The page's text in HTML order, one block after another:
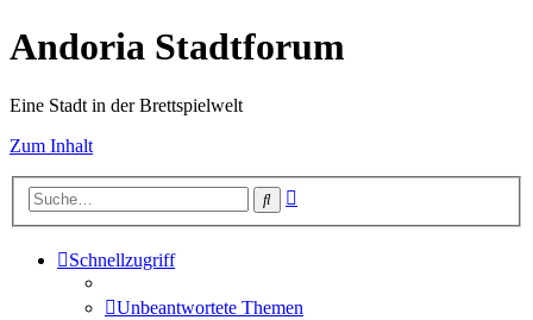
Andoria Stadtforum
Eine Stadt in der Brettspielwelt
Zum Inhalt
Suche
Schnellzugriff
Unbeantwortete Themen